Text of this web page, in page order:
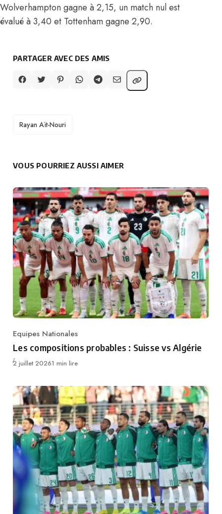
Wolverhampton gagne à 2,15, un match nul est
évalué à 3,40 et Tottenham gagne 2,90.
PARTAGER AVEC DES AMIS
TAGS
Rayan Aït-Nouri
VOUS POURRIEZ AUSSI AIMER
Category
Equipes Nationales
Les compositions probables : Suisse vs Algérie
Publié
2 juillet 20261 min lire